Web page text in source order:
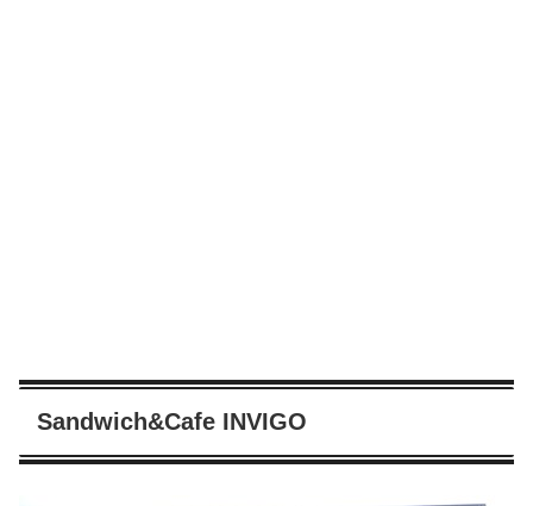
Sandwich&Cafe INVIGO